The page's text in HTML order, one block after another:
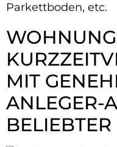
Parkettboden, etc.
MIT
ANLEGER-​
BELIEBTER